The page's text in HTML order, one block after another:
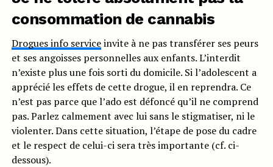
consommation de cannabis
Drogues info serviceinvite à ne pas transférer ses peurs
et ses angoisses personnelles aux enfants. L’interdit
n’existe plus une fois sorti du domicile. Si l’adolescent a
apprécié les effets de cette drogue, il en reprendra. Ce
n’est pas parce que l’ado est défoncé qu’il ne comprend
pas. Parlez calmement avec lui sans le stigmatiser, ni le
violenter. Dans cette situation, l’étape de pose du cadre
et le respect de celui-ci sera très importante (cf. ci-
dessous).